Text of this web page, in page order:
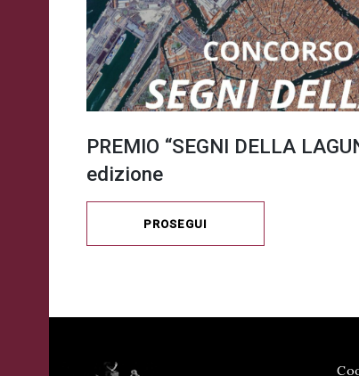
PREMIO “SEGNI DELLA
edizione
PROSEGUI